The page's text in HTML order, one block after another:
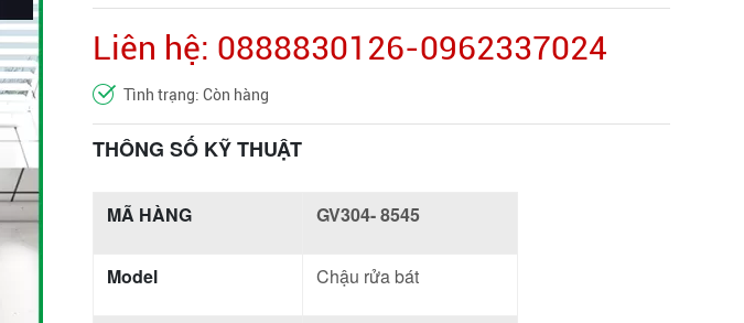
Liên hệ: 0888830126-0962337024
Tình trạng: Còn hàng
THÔNG SỐ KỸ THUẬT
MÃ HÀNG GV304- 8545
Model Chậu rửa bát